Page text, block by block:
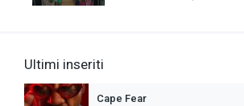
Ultimi inseriti
Cape Fear